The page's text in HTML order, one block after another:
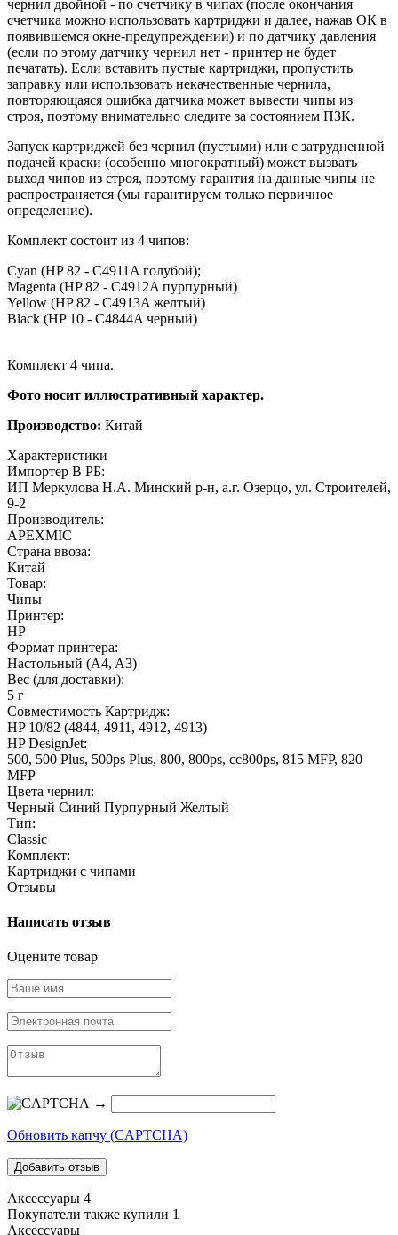
чернил двойной - по счетчику в чипах (после окончания
счетчика можно использовать картриджи и далее, нажав ОК в
появившемся окне-предупреждении) и по датчику давления
(если по этому датчику чернил нет - принтер не будет
печатать). Если вставить пустые картриджи, пропустить
заправку или использовать некачественные чернила,
повторяющаяся ошибка датчика может вывести чипы из
строя, поэтому внимательно следите за состоянием ПЗК.
Запуск картриджей без чернил (пустыми) или с затрудненной
подачей краски (особенно многократный) может вызвать
выход чипов из строя, поэтому гарантия на данные чипы не
распространяется (мы гарантируем только первичное
определение).
Комплект состоит из 4 чипов:
Cyan (HP 82 - C4911A голубой);
Magenta (HP 82 - C4912A пурпурный)
Yellow (HP 82 - C4913A желтый)
Black (HP 10 - C4844A черный)
Комплект 4 чипа.
Фото носит иллюстративный характер.
Производство: Китай
Характеристики
Импортер В РБ:
ИП Меркулова Н.А. Минский р-н, а.г. Озерцо, ул. Строителей,
9-2
Производитель:
APEXMIC
Страна ввоза:
Китай
Товар:
Чипы
Принтер:
HP
Формат принтера:
Настольный (A4, A3)
Вес (для доставки):
5 г
Совместимость Картридж:
HP 10/82 (4844, 4911, 4912, 4913)
HP DesignJet:
500, 500 Plus, 500ps Plus, 800, 800ps, cc800ps, 815 MFP, 820
MFP
Цвета чернил:
Черный Синий Пурпурный Желтый
Тип:
Classic
Комплект:
Картриджи с чипами
Отзывы
Написать отзыв
Оцените товар
→
Обновить капчу (CAPTCHA)
Аксессуары 4
Покупатели также купили 1
Аксессуары